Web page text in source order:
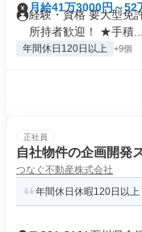
月給41万3000円～52
経験・資格 要大型免
所持者歓迎！ ★手積...
年間休日120日以上 +9個
正社員
自社物件の企画開発
つなぐ不動産株式会社
年間休日休暇120日以